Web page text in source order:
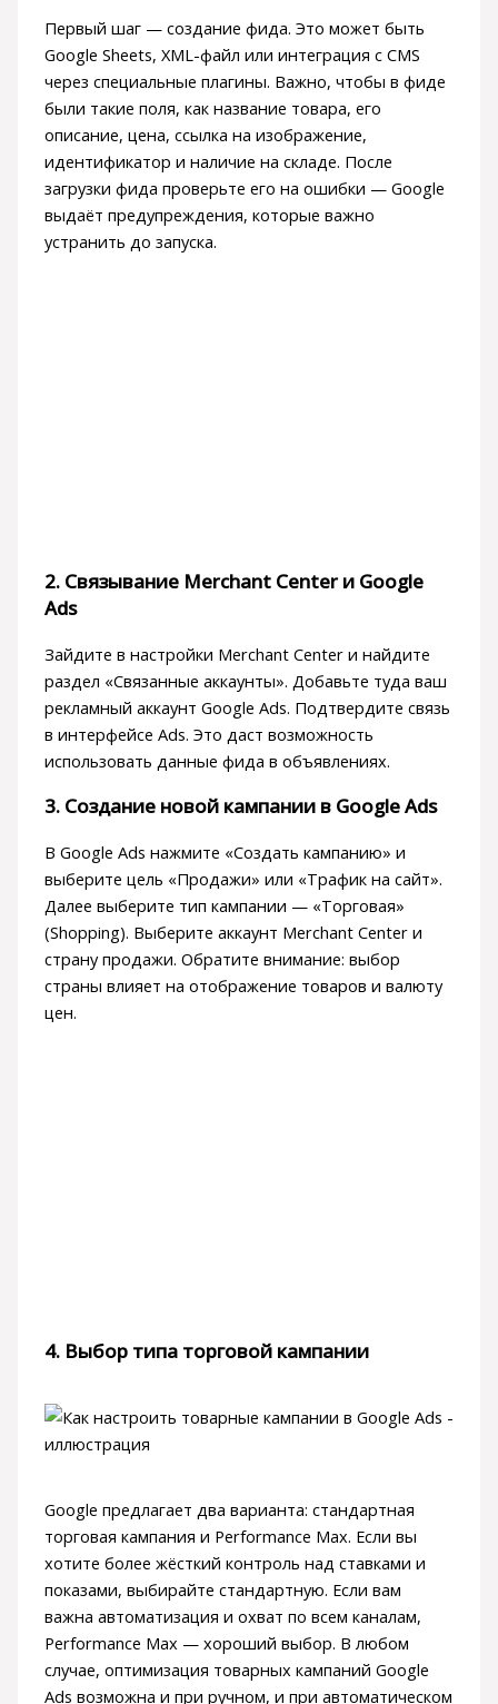
Первый шаг — создание фида. Это может быть
Google Sheets, XML-файл или интеграция с CMS
через специальные плагины. Важно, чтобы в фиде
были такие поля, как название товара, его
описание, цена, ссылка на изображение,
идентификатор и наличие на складе. После
загрузки фида проверьте его на ошибки — Google
выдаёт предупреждения, которые важно
устранить до запуска.
2. Связывание Merchant Center и Google
Ads
Зайдите в настройки Merchant Center и найдите
раздел «Связанные аккаунты». Добавьте туда ваш
рекламный аккаунт Google Ads. Подтвердите связь
в интерфейсе Ads. Это даст возможность
использовать данные фида в объявлениях.
3. Создание новой кампании в Google Ads
В Google Ads нажмите «Создать кампанию» и
выберите цель «Продажи» или «Трафик на сайт».
Далее выберите тип кампании — «Торговая»
(Shopping). Выберите аккаунт Merchant Center и
страну продажи. Обратите внимание: выбор
страны влияет на отображение товаров и валюту
цен.
4. Выбор типа торговой кампании
Google предлагает два варианта: стандартная
торговая кампания и Performance Max. Если вы
хотите более жёсткий контроль над ставками и
показами, выбирайте стандартную. Если вам
важна автоматизация и охват по всем каналам,
Performance Max — хороший выбор. В любом
случае, оптимизация товарных кампаний Google
Ads возможна и при ручном, и при автоматическом